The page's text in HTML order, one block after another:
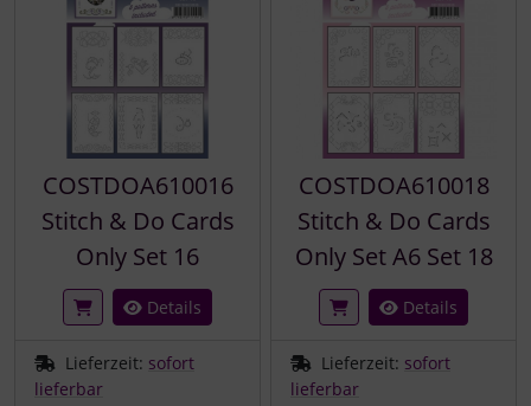
COSTDOA610016
Stitch & Do Cards
Only Set 16
Details
Lieferzeit: sofort
lieferbar
COSTDOA610018
Stitch & Do Cards
Only Set A6 Set 18
Details
Lieferzeit: sofort
lieferbar